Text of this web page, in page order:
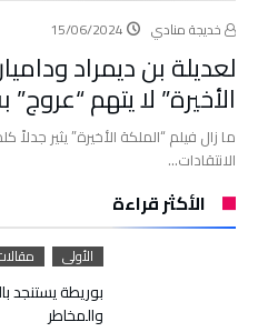
خديجة منادي
15/06/2024
لعديلة بن ديمراد
الأخيرة” لا يتهم
ما زال فيلم “الملكة الأخيرة” يثير
الانتقادات…
الأكثر قراءة
الأولى
بوريطة يستنجد
والمخاطر